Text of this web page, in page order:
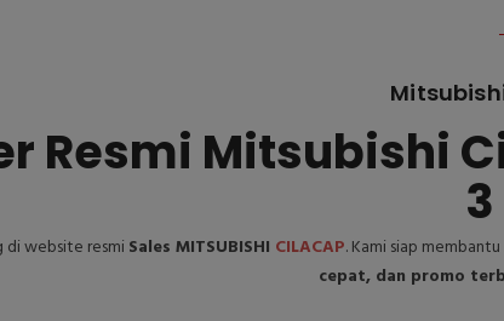
Resmi Mitsubishi
di website resmi Sales MITSUBISHI CILACAP. Kami siap
cepat, dan promo